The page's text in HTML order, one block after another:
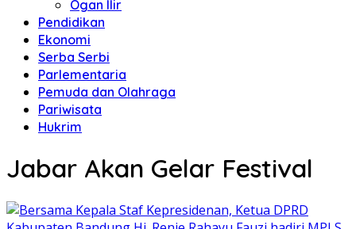
Ogan Ilir
Pendidikan
Ekonomi
Serba Serbi
Parlementaria
Pemuda dan Olahraga
Pariwisata
Hukrim
Jabar Akan Gelar Festival